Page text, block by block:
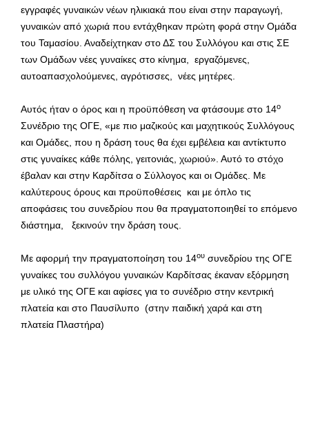
εγγραφές γυναικών νέων ηλικιακά που είναι στην παραγωγή,
γυναικών από χωριά που εντάχθηκαν πρώτη φορά στην Ομάδα
του Ταμασίου. Αναδείχτηκαν στο ΔΣ του Συλλόγου και στις ΣΕ
των Ομάδων νέες γυναίκες στο κίνημα, εργαζόμενες,
αυτοαπασχολούμενες, αγρότισσες, νέες μητέρες.
Αυτός ήταν ο όρος και η προϋπόθεση να φτάσουμε στο 14ο
Συνέδριο της ΟΓΕ, «με πιο μαζικούς και μαχητικούς Συλλόγους
και Ομάδες, που η δράση τους θα έχει εμβέλεια και αντίκτυπο
στις γυναίκες κάθε πόλης, γειτονιάς, χωριού». Αυτό το στόχο
έβαλαν και στην Καρδίτσα ο Σύλλογος και οι Ομάδες. Με
καλύτερους όρους και προϋποθέσεις και με όπλο τις
αποφάσεις του συνεδρίου που θα πραγματοποιηθεί το επόμενο
διάστημα, ξεκινούν την δράση τους.
Με αφορμή την πραγματοποίηση του 14ου συνεδρίου της ΟΓΕ
γυναίκες του συλλόγου γυναικών Καρδίτσας έκαναν εξόρμηση
με υλικό της ΟΓΕ και αφίσες για το συνέδριο στην κεντρική
πλατεία και στο Παυσίλυπο (στην παιδική χαρά και στη
πλατεία Πλαστήρα)